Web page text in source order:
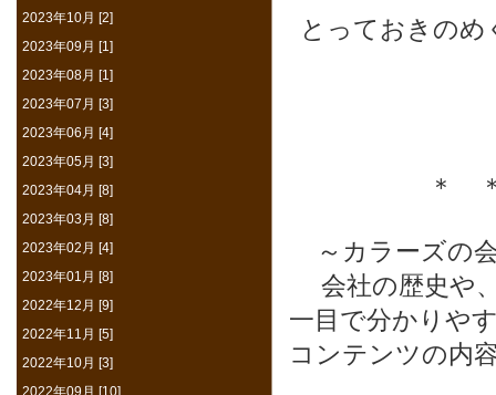
とっておきの
＊
～カラーズの
会社の歴史や
一目で分かりや
コンテンツの内
2023年10月 [2]
2023年09月 [1]
2023年08月 [1]
2023年07月 [3]
2023年06月 [4]
2023年05月 [3]
2023年04月 [8]
2023年03月 [8]
2023年02月 [4]
2023年01月 [8]
2022年12月 [9]
2022年11月 [5]
2022年10月 [3]
2022年09月 [10]